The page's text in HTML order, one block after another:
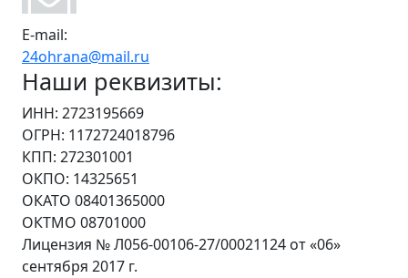
E-mail:
24ohrana@mail.ru
Наши реквизиты:
ИНН: 2723195669
ОГРН: 1172724018796
КПП: 272301001
ОКПО: 14325651
ОКАТО 08401365000
ОКТМО 08701000
Лицензия № Л056-00106-27/00021124 от «06»
сентября 2017 г.